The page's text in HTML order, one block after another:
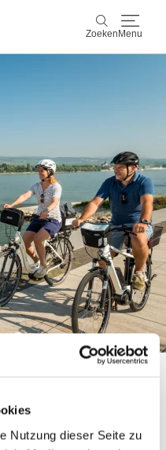
Nutzung dieser Seite zu
Zoeken Menu
service
kaart
naar